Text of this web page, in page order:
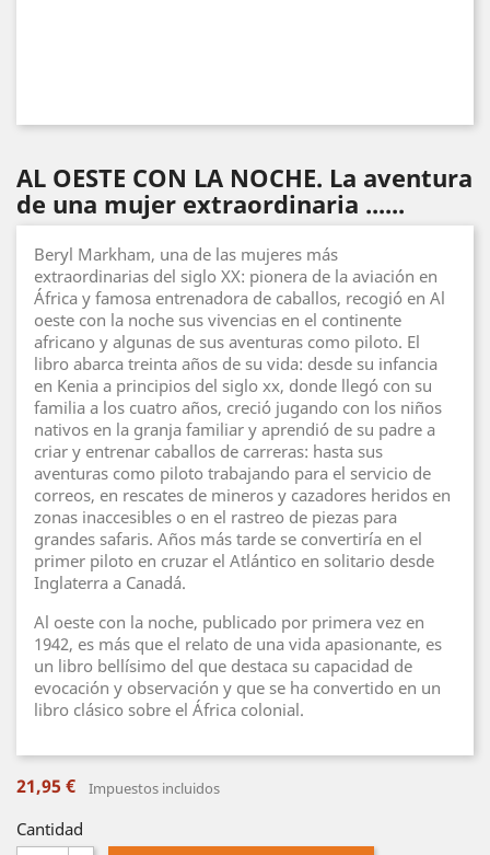
AL OESTE CON LA NOCHE. La aventura
de una mujer extraordinaria ......
Beryl Markham, una de las mujeres más
extraordinarias del siglo XX: pionera de la aviación en
África y famosa entrenadora de caballos, recogió en Al
oeste con la noche sus vivencias en el continente
africano y algunas de sus aventuras como piloto. El
libro abarca treinta años de su vida: desde su infancia
en Kenia a principios del siglo xx, donde llegó con su
familia a los cuatro años, creció jugando con los niños
nativos en la granja familiar y aprendió de su padre a
criar y entrenar caballos de carreras: hasta sus
aventuras como piloto trabajando para el servicio de
correos, en rescates de mineros y cazadores heridos en
zonas inaccesibles o en el rastreo de piezas para
grandes safaris. Años más tarde se convertiría en el
primer piloto en cruzar el Atlántico en solitario desde
Inglaterra a Canadá.
Al oeste con la noche, publicado por primera vez en
1942, es más que el relato de una vida apasionante, es
un libro bellísimo del que destaca su capacidad de
evocación y observación y que se ha convertido en un
libro clásico sobre el África colonial.
21,95 € Impuestos incluidos
Cantidad